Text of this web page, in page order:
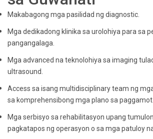
Makabagong mga pasilidad ng diagnostic.
Mga dedikadong klinika sa urolohiya para sa
pangangalaga.
Mga advanced na teknolohiya sa imaging
ultrasound.
Access sa isang multidisciplinary team ng
sa komprehensibong mga plano sa paggamot.
Mga serbisyo sa rehabilitasyon upang
pagkatapos ng operasyon o sa mga patuloy